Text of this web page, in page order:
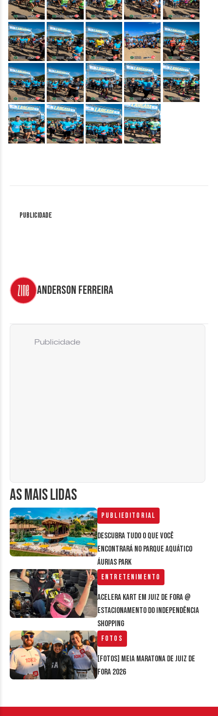
Publicidade
Anderson Ferreira
AS MAIS LIDAS
Publieditorial
Descubra tudo o que você
encontrará no parque aquático
Áurias Park
Entretenimento
Acelera Kart em Juiz de Fora @
estacionamento do Independência
Shopping
Fotos
[FOTOS] Meia Maratona de Juiz de
Fora 2026
Publicidade